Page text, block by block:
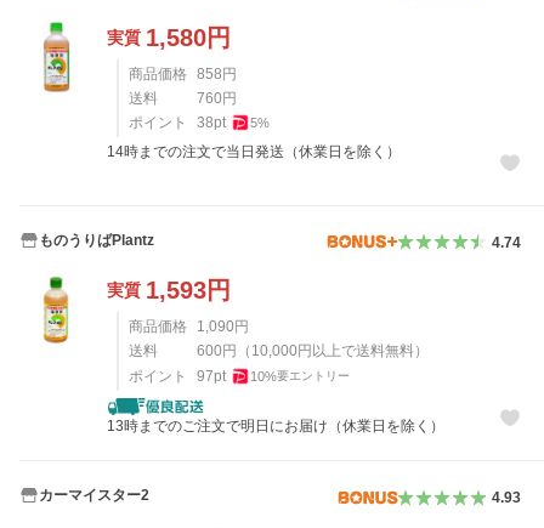
実質 1,580円
商品価格 858円
送料
760円
ポイント
38pt 5%
14時までの注文で当日発送（休業日を除く）
ものうりばPlantz 4.74
実質 1,593円
商品価格 1,090円
送料
600円 （ 10,000円以上で送料無料）
ポイント
97pt 10%要エントリー
13時までのご注文で明日にお届け（休業日を除く）
カーマイスター2 4.93